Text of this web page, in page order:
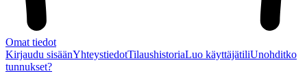
Omat tiedot
Kirjaudu sisäänYhteystiedotTilaushistoriaLuo käyttäjätiliUnohditko
tunnukset?